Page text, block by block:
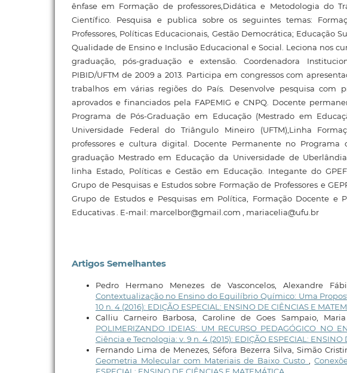
ênfase em Formação de professores,Didática e Metodologia do
Científico. Pesquisa e publica sobre os seguintes temas:
Professores, Políticas Educacionais, Gestão Democrática; Educação
Qualidade de Ensino e Inclusão Educacional e Social. Leciona nos
graduação, pós-graduação e extensão. Coordenadora
PIBID/UFTM de 2009 a 2013. Participa em congressos com
trabalhos em várias regiões do País. Desenvolve pesquisa com
aprovados e financiados pela FAPEMIG e CNPQ. Docente
Programa de Pós-Graduação em Educação (Mestrado em
Universidade Federal do Triângulo Mineiro (UFTM),Linha
professores e cultura digital. Docente Permanente no Programa
graduação Mestrado em Educação da Universidade de Uberlândia
linha Estado, Políticas e Gestão em Educação. Integante do
Grupo de Pesquisas e Estudos sobre Formação de Professores e
Grupo de Estudos e Pesquisas em Política, Formação Docente e
Educativas . E-mail: marcelbor@gmail.com , mariacelia@ufu.br
Artigos Semelhantes
Pedro Hermano Menezes de Vasconcelos, Alexandre
Contextualização no Ensino do Equilíbrio Químico: Uma
10 n. 4 (2016): EDIÇÃO ESPECIAL: ENSINO DE CIÊNCIAS E
Calliu Carneiro Barbosa, Caroline de Goes Sampaio,
POLIMERIZANDO IDEIAS: UM RECURSO PEDAGÓGICO NO
Ciência e Tecnologia: v. 9 n. 4 (2015): EDIÇÃO ESPECIAL: ENSINO
Fernando Lima de Menezes, Séfora Bezerra Silva, Simão
Geometria Molecular com Materiais de Baixo Custo
,